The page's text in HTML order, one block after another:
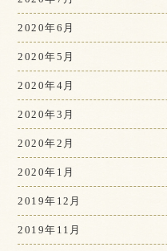
2020年6月
2020年5月
2020年4月
2020年3月
2020年2月
2020年1月
2019年12月
2019年11月